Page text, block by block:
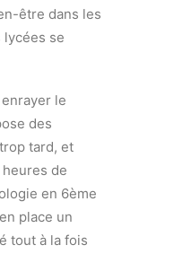
être dans les
se
le
des
tard, et
de
en 6ème
place un
tout à la fois